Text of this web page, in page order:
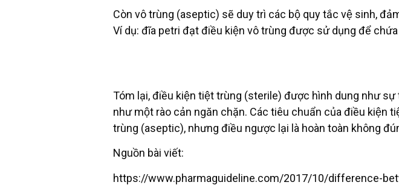
Còn vô trùng (aseptic) sẽ duy trì các bộ quy tắc vệ sinh,
Ví dụ: đĩa petri đạt điều kiện vô trùng được sử dụng để
Tóm lại, điều kiện tiệt trùng (sterile) được hình dung như
như một rào cản ngăn chặn. Các tiêu chuẩn của điều kiện
trùng (aseptic), nhưng điều ngược lại là hoàn toàn không
Nguồn bài viết:
https://www.pharmaguideline.com/2017/10/difference-